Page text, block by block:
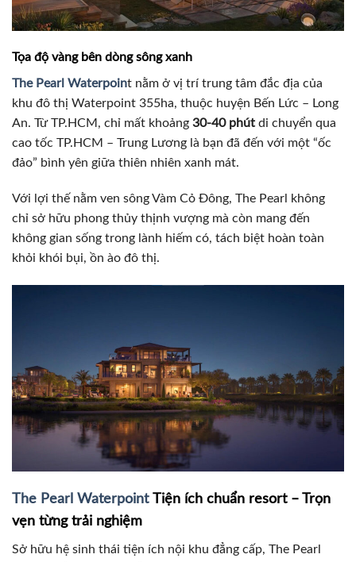
Tọa độ vàng bên dòng sông xanh
The Pearl Waterpoint nằm ở vị trí trung tâm đắc địa của
khu đô thị Waterpoint 355ha, thuộc huyện Bến Lức – Long
An. Từ TP.HCM, chỉ mất khoảng 30-40 phút di chuyển qua
cao tốc TP.HCM – Trung Lương là bạn đã đến với một “ốc
đảo” bình yên giữa thiên nhiên xanh mát.
Với lợi thế nằm ven sông Vàm Cỏ Đông, The Pearl không
chỉ sở hữu phong thủy thịnh vượng mà còn mang đến
không gian sống trong lành hiếm có, tách biệt hoàn toàn
khỏi khói bụi, ồn ào đô thị.
The Pearl Waterpoint Tiện ích chuẩn resort – Trọn
vẹn từng trải nghiệm
Sở hữu hệ sinh thái tiện ích nội khu đẳng cấp, The Pearl